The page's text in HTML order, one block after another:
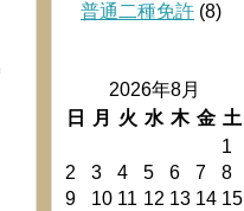
普通二種免許 (8)
2026年8月
日
月 火 水 木 金 土
1
2
3 4 5 6 7
8
9
10 11 12 13 14 15